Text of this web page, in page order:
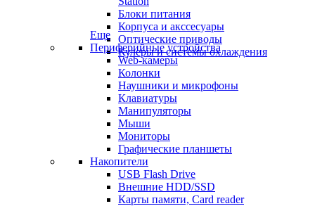
Блоки питания
Корпуса и акссесуары
Оптические приводы
Кулеры и системы охлаждения
Еще
Периферийные устройства
Web-камеры
Колонки
Наушники и микрофоны
Клавиатуры
Манипуляторы
Мыши
Мониторы
Графические планшеты
Накопители
USB Flash Drive
Внешние HDD/SSD
Карты памяти, Card reader